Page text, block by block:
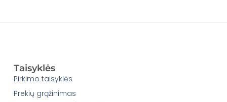
Taisyklės
Pirkimo taisyklės
Prekių grąžinimas